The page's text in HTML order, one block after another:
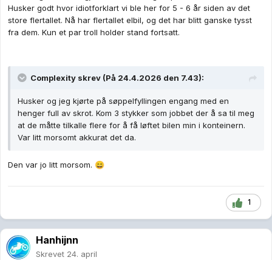
Husker godt hvor idiotforklart vi ble her for 5 - 6 år siden av det
store flertallet. Nå har flertallet elbil, og det har blitt ganske tysst
fra dem. Kun et par troll holder stand fortsatt.
Complexity skrev (På 24.4.2026 den 7.43):
Husker og jeg kjørte på søppelfyllingen engang med en
henger full av skrot. Kom 3 stykker som jobbet der å sa til meg
at de måtte tilkalle flere for å få løftet bilen min i konteinern.
Var litt morsomt akkurat det da.
Den var jo litt morsom. 😄
1
Hanhijnn
Skrevet 24. april